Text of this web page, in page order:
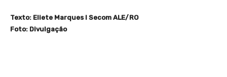
Texto: Eliete Marques I Secom ALE/RO
Foto: Divulgação